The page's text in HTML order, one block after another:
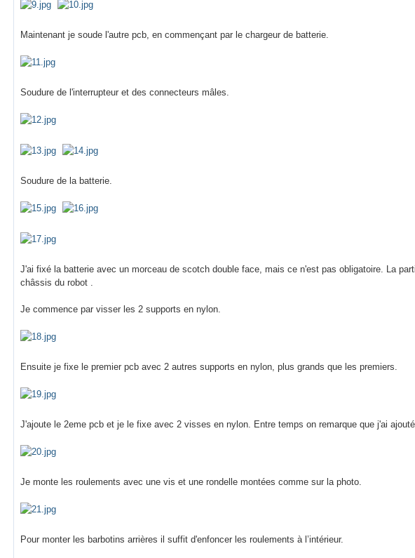
Maintenant je soude l'autre pcb, en commençant par le chargeur de batterie.
Soudure de l'interrupteur et des connecteurs mâles.
Soudure de la batterie.
J'ai fixé la batterie avec un morceau de scotch double face, mais ce n'est pas obligatoire. La
châssis du robot .
Je commence par visser les 2 supports en nylon.
Ensuite je fixe le premier pcb avec 2 autres supports en nylon, plus grands que les premiers.
J'ajoute le 2eme pcb et je le fixe avec 2 visses en nylon. Entre temps on remarque que j'ai
Je monte les roulements avec une vis et une rondelle montées comme sur la photo.
Pour monter les barbotins arrières il suffit d'enfoncer les roulements à l’intérieur.